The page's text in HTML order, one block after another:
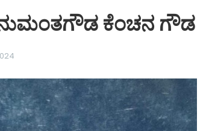
ಕೆಂಚನ ಗೌಡ